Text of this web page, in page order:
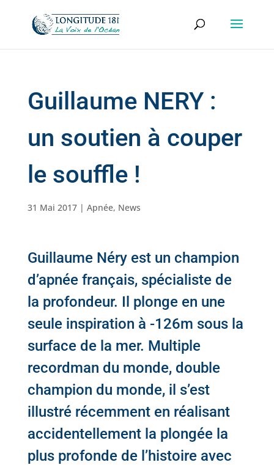
Guillaume NERY :
un soutien à couper
le souffle !
31 Mai 2017| Apnée, News
Guillaume Néryest un champion
d’apnée français, spécialiste de
la profondeur. Il plonge en une
seule inspiration à -126m sous la
surface de la mer. Multiple
recordman du monde, double
champion du monde, il s’est
illustré récemment en réalisant
accidentellement la plongée la
plus profonde de l’histoire avec